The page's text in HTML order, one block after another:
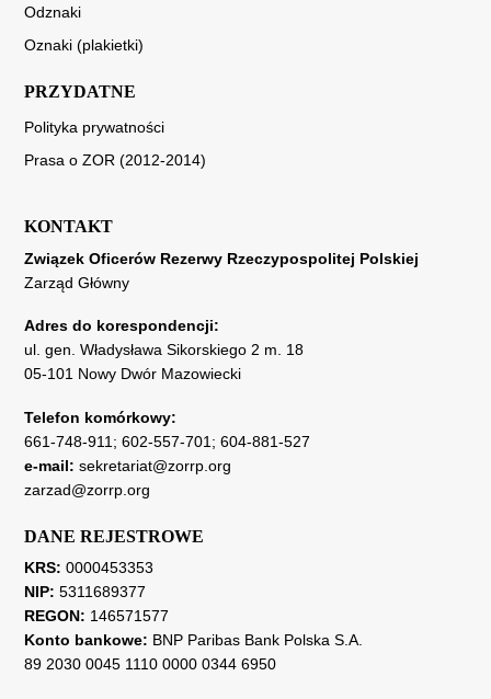
Odznaki
Oznaki (plakietki)
PRZYDATNE
Polityka prywatności
Prasa o ZOR (2012-2014)
KONTAKT
Związek Oficerów Rezerwy Rzeczypospolitej Polskiej
Zarząd Główny
Adres do korespondencji:
ul. gen. Władysława Sikorskiego 2 m. 18
05-101 Nowy Dwór Mazowiecki
Telefon komórkowy:
661-748-911 ; 602-557-701 ; 604-881-527
e-mail: sekretariat@zorrp.org
zarzad@zorrp.org
DANE REJESTROWE
KRS: 0000453353
NIP: 5311689377
REGON: 146571577
Konto bankowe: BNP Paribas Bank Polska S.A.
89 2030 0045 1110 0000 0344 6950